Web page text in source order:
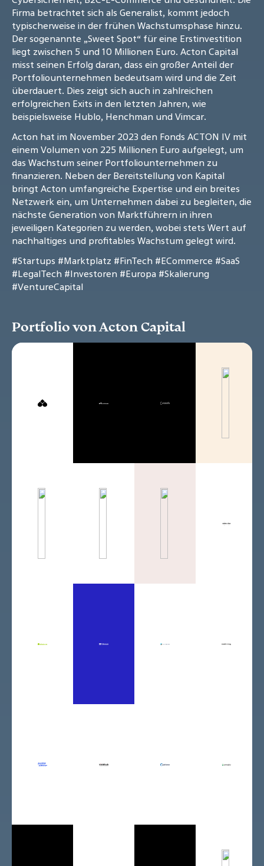
Firma betrachtet sich als Generalist, kommt jedoch
typischerweise in der frühen Wachstumsphase hinzu.
Der sogenannte „Sweet Spot“ für eine Erstinvestition
liegt zwischen 5 und 10 Millionen Euro. Acton Capital
misst seinen Erfolg daran, dass ein großer Anteil der
Portfoliounternehmen bedeutsam wird und die Zeit
überdauert. Dies zeigt sich auch in zahlreichen
erfolgreichen Exits in den letzten Jahren, wie
beispielsweise Hublo, Henchman und Vimcar.
Acton hat im November 2023 den Fonds ACTON IV mit
einem Volumen von 225 Millionen Euro aufgelegt, um
das Wachstum seiner Portfoliounternehmen zu
finanzieren. Neben der Bereitstellung von Kapital
bringt Acton umfangreiche Expertise und ein breites
Netzwerk ein, um Unternehmen dabei zu begleiten, die
nächste Generation von Marktführern in ihren
jeweiligen Kategorien zu werden, wobei stets Wert auf
nachhaltiges und profitables Wachstum gelegt wird.
#Startups #Marktplatz #FinTech #ECommerce #SaaS
#LegalTech #Investoren #Europa #Skalierung
#VentureCapital
Portfolio von Acton Capital